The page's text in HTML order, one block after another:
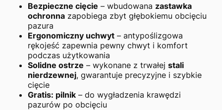
Bezpieczne cięcie – wbudowana zastawka
ochronna zapobiega zbyt głębokiemu obcięciu
pazura
Ergonomiczny uchwyt – antypoślizgowa
rękojeść zapewnia pewny chwyt i komfort
podczas użytkowania
Solidne ostrze – wykonane z trwałej stali
nierdzewnej, gwarantuje precyzyjne i szybkie
cięcie
Gratis: pilnik – do wygładzenia krawędzi
pazurów po obcięciu